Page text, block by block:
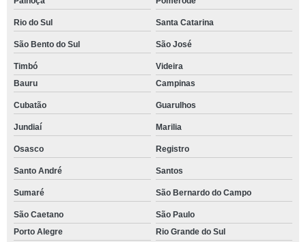
Rio do Sul Santa Catarina
São Bento do Sul São José
Timbó
Videira
Bauru
Campinas
Cubatão Guarulhos
Jundiaí Marilia
Osasco Registro
Santo André Santos
Sumaré São Bernardo do Campo
São Caetano
São Paulo
Porto Alegre
Rio Grande do Sul